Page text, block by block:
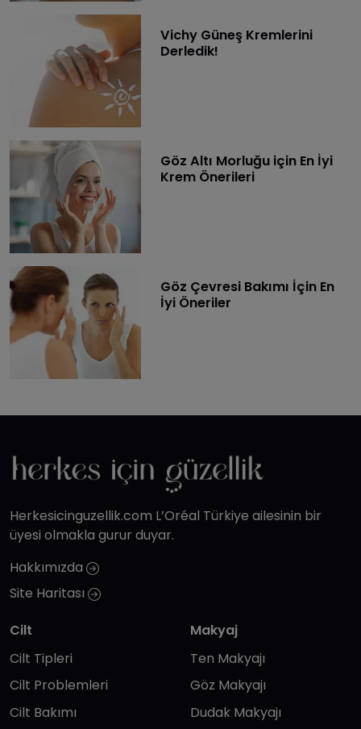
Vichy Güneş Kremlerini
Derledik!
Göz Altı Morluğu için En İyi
Krem Önerileri
Göz Çevresi Bakımı İçin En
İyi Öneriler
Herkesicinguzellik.com L’Oréal Türkiye ailesinin bir
üyesi olmakla gurur duyar.
Hakkımızda
Site Haritası
Cilt
Cilt Tipleri
Cilt Problemleri
Cilt Bakımı
Makyaj
Ten Makyajı
Göz Makyajı
Dudak Makyajı